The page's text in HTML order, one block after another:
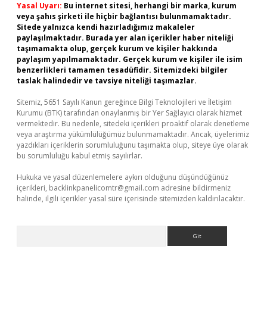
Yasal Uyarı: Bu internet sitesi, herhangi bir marka, kurum
veya şahıs şirketi ile hiçbir bağlantısı bulunmamaktadır.
Sitede yalnızca kendi hazırladığımız makaleler
paylaşılmaktadır. Burada yer alan içerikler haber niteliği
taşımamakta olup, gerçek kurum ve kişiler hakkında
paylaşım yapılmamaktadır. Gerçek kurum ve kişiler ile isim
benzerlikleri tamamen tesadüfidir. Sitemizdeki bilgiler
taslak halindedir ve tavsiye niteliği taşımazlar.
Sitemiz, 5651 Sayılı Kanun gereğince Bilgi Teknolojileri ve İletişim
Kurumu (BTK) tarafından onaylanmış bir Yer Sağlayıcı olarak hizmet
vermektedir. Bu nedenle, sitedeki içerikleri proaktif olarak denetleme
veya araştırma yükümlülüğümüz bulunmamaktadır. Ancak, üyelerimiz
yazdıkları içeriklerin sorumluluğunu taşımakta olup, siteye üye olarak
bu sorumluluğu kabul etmiş sayılırlar.
Hukuka ve yasal düzenlemelere aykırı olduğunu düşündüğünüz
içerikleri, backlinkpanelicomtr@gmail.com adresine bildirmeniz
halinde, ilgili içerikler yasal süre içerisinde sitemizden kaldırılacaktır.